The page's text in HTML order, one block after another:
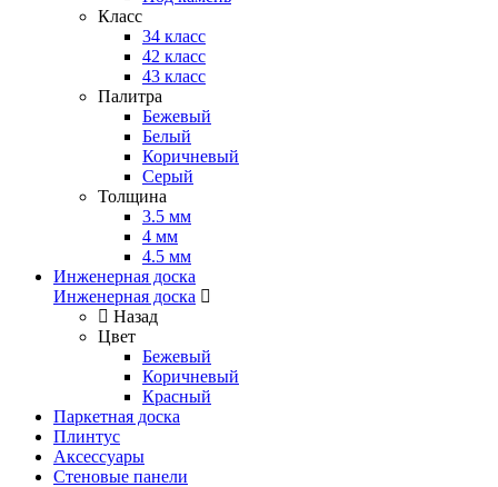
Класс
34 класс
42 класс
43 класс
Палитра
Бежевый
Белый
Коричневый
Серый
Толщина
3.5 мм
4 мм
4.5 мм
Инженерная доска
Инженерная доска
Назад
Цвет
Бежевый
Коричневый
Красный
Паркетная доска
Плинтус
Аксессуары
Стеновые панели